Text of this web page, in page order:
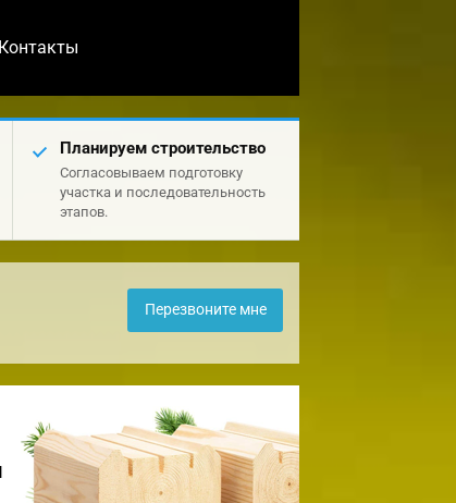
Контакты
Планируем строительство
Согласовываем подготовку
участка и последовательность
этапов.
Перезвоните мне